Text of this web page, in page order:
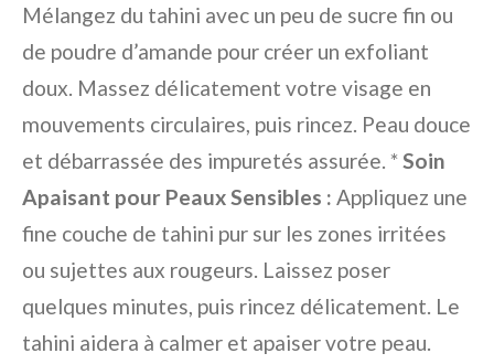
Mélangez du tahini avec un peu de sucre fin ou
de poudre d’amande pour créer un exfoliant
doux. Massez délicatement votre visage en
mouvements circulaires, puis rincez. Peau douce
et débarrassée des impuretés assurée. * Soin
Apaisant pour Peaux Sensibles : Appliquez une
fine couche de tahini pur sur les zones irritées
ou sujettes aux rougeurs. Laissez poser
quelques minutes, puis rincez délicatement. Le
tahini aidera à calmer et apaiser votre peau.